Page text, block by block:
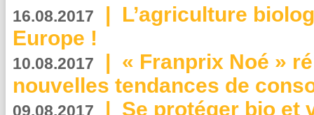
16.08.2017 | L’agriculture
Europe !
10.08.2017 | « Franprix Noé »
nouvelles tendances de
09.08.2017 | Se protéger bio et